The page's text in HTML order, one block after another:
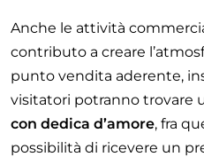
Anche le attività
contributo a creare
punto vendita aderente,
visitatori potranno trovare
con dedica d’amore, fra
possibilità di ricevere un